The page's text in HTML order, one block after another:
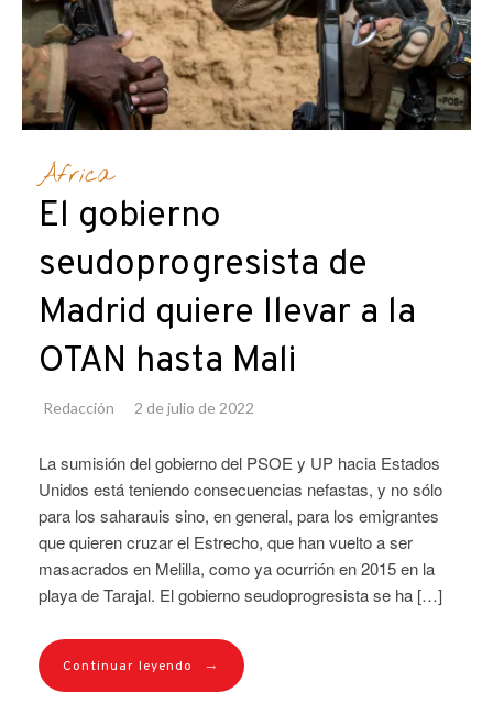
África
El gobierno
seudoprogresista de
Madrid quiere llevar a la
OTAN hasta Mali
Redacción 2 de julio de 2022
La sumisión del gobierno del PSOE y UP hacia Estados
Unidos está teniendo consecuencias nefastas, y no sólo
para los saharauis sino, en general, para los emigrantes
que quieren cruzar el Estrecho, que han vuelto a ser
masacrados en Melilla, como ya ocurrión en 2015 en la
playa de Tarajal. El gobierno seudoprogresista se ha […]
Continuar leyendo →